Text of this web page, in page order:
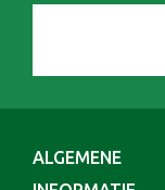
ALGEMENE